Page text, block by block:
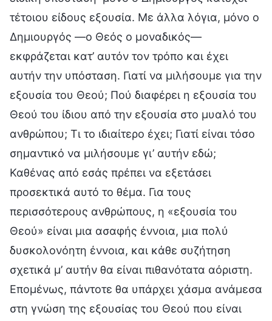
τέτοιου είδους εξουσία. Με άλλα λόγια, μόνο ο
Δημιουργός —ο Θεός ο μοναδικός—
εκφράζεται κατ’ αυτόν τον τρόπο και έχει
αυτήν την υπόσταση. Γιατί να μιλήσουμε για την
εξουσία του Θεού; Πού διαφέρει η εξουσία του
Θεού του ίδιου από την εξουσία στο μυαλό του
ανθρώπου; Τι το ιδιαίτερο έχει; Γιατί είναι τόσο
σημαντικό να μιλήσουμε γι’ αυτήν εδώ;
Καθένας από εσάς πρέπει να εξετάσει
προσεκτικά αυτό το θέμα. Για τους
περισσότερους ανθρώπους, η «εξουσία του
Θεού» είναι μια ασαφής έννοια, μια πολύ
δυσκολονόητη έννοια, και κάθε συζήτηση
σχετικά μ’ αυτήν θα είναι πιθανότατα αόριστη.
Επομένως, πάντοτε θα υπάρχει χάσμα ανάμεσα
στη γνώση της εξουσίας του Θεού που είναι